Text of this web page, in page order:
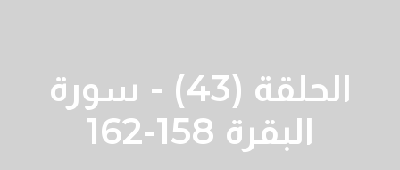
الحلقة (43) - سورة
البقرة 158-162